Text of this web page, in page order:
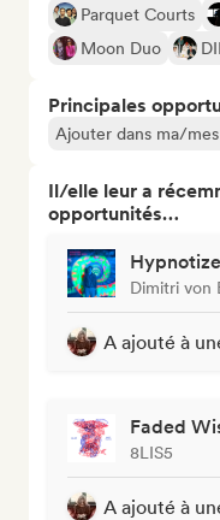
Parquet Courts
Moon Duo
Principales
Ajouter dans ma/
Il/elle leur a
opportunités…
Dimitri von
A ajouté à
Faded
8LIS5
A ajouté à